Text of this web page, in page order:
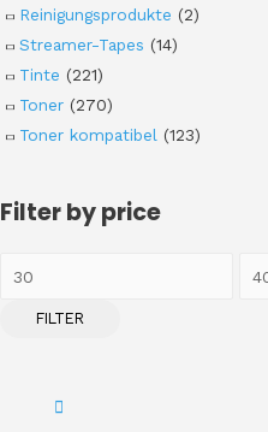
Reinigungsprodukte (2)
Streamer-Tapes (14)
Tinte (221)
Toner (270)
Toner kompatibel (123)
Filter by price
FILTER